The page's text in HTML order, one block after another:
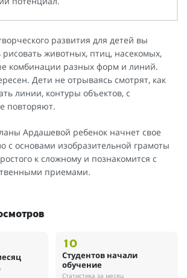
развития для детей вы
рисовать животных, птиц, насекомых,
комбинации разных форм и линий.
Дети не отрываясь смотрят, как
линии, контуры объектов, с
повторяют.
Ардашевой ребенок начнет свое
с основами изобразительной грамоты
к сложному и познакомится с
приемами.
10
Студентов начали
обучение
Статистика за месяц